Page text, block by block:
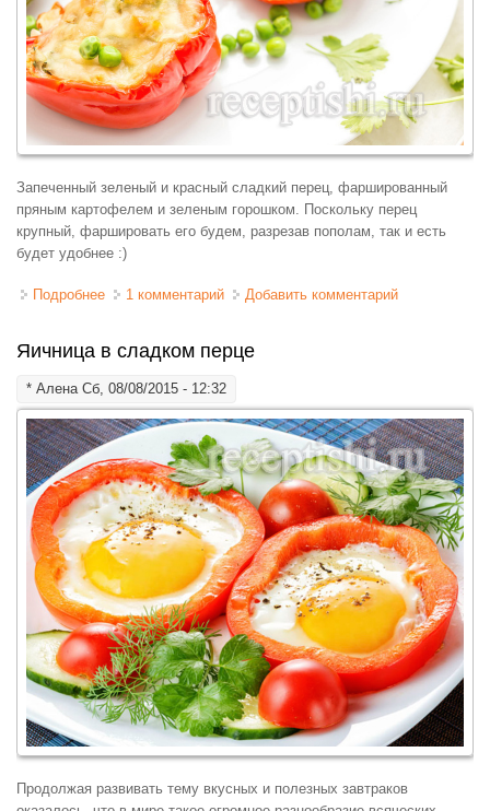
Запеченный зеленый и красный сладкий перец, фаршированный
пряным картофелем и зеленым горошком. Поскольку перец
крупный, фаршировать его будем, разрезав пополам, так и есть
будет удобнее :)
Подробнее о Перец, фаршированный овощами, запеченный
1 комментарий Добавить комментарий
Яичница в сладком перце
* АленаСб, 08/08/2015 - 12:32
Продолжая развивать тему вкусных и полезных завтраков